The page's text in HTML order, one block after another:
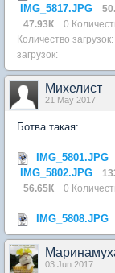
IMG_5817.JPG
47.93К 0
Количество загрузок:
загрузок:
Михелист
21 May 2017
Ботва такая:
IMG_5801.JPG
IMG_5802.JPG
56.65К 0
IMG_5808.JPG
03 Jun 2017